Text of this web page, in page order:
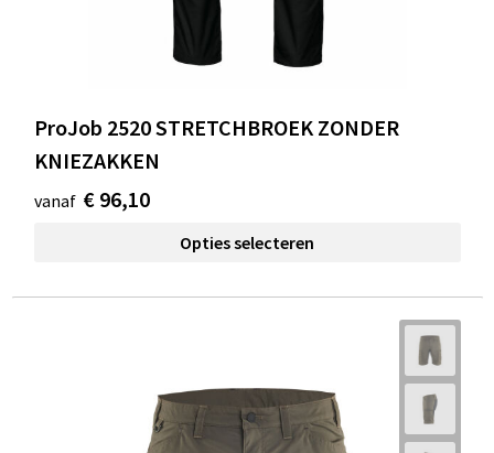
ProJob 2520 STRETCHBROEK ZONDER
KNIEZAKKEN
vanaf € 96,10
Opties selecteren